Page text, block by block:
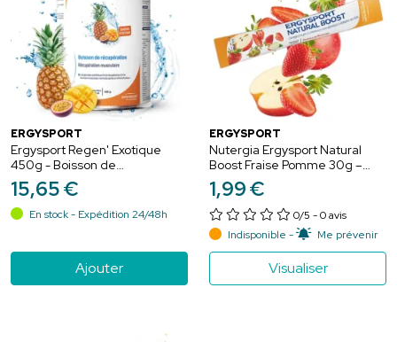
ERGYSPORT
Ergysport Regen' Exotique
450g - Boisson de
récupération complète pour
sportifs (15 gourdes de 500
ml)
15,65€
En stock - Expédition 24/48h
Ajouter
ERGYSPORT
Nutergia Ergysport Natural
Boost Fraise Pomme 30g –
Énergie et vitalité
1,99€
0/5 - 0 avis
Indisponible -
Me prévenir
Visualiser